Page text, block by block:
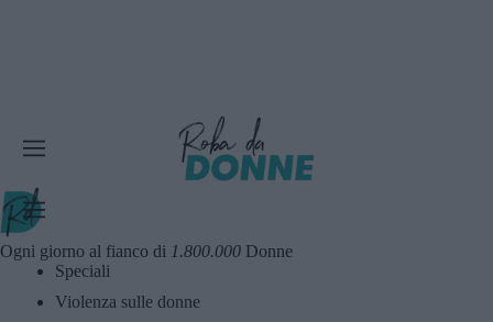
Ogni giorno al fianco di 1.800.000 Donne
Speciali
Violenza sulle donne